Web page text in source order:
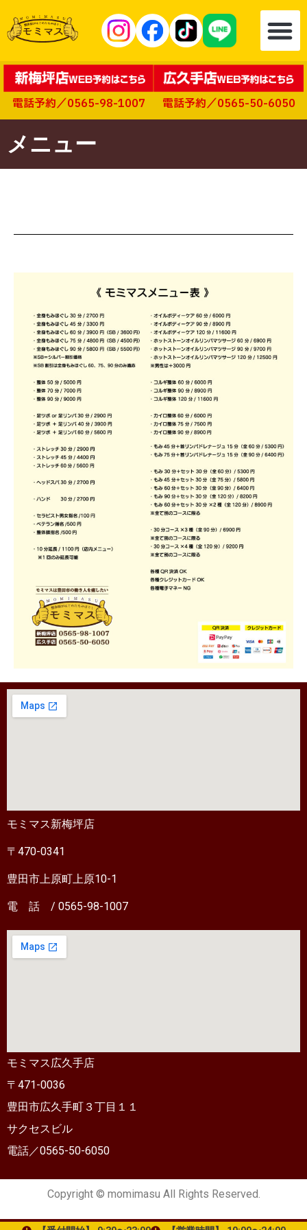
電話予約／0565-98-1007 電話予約／0565-50-6050
メニュー
モミマス新梅坪店
〒470-0341
豊田市上原町上原10-1
電 話 / 0565-98-1007
モミマス広久手店
〒471-0036
豊田市広久手町３丁目１１
サクセスビル
電話／0565-50-6050
Copyright © momimasu All Rights Reserved.